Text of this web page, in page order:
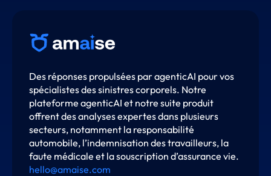
Des réponses propulsées par agenticAI pour vos
spécialistes des sinistres corporels. Notre
plateforme agenticAI et notre suite produit
offrent des analyses expertes dans plusieurs
secteurs, notamment la responsabilité
automobile, l’indemnisation des travailleurs, la
faute médicale et la souscription d’assurance vie.
hello@amaise.com